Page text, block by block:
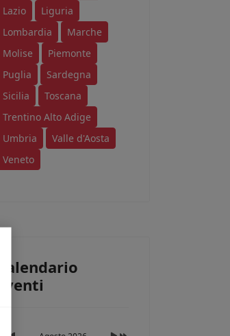
Lazio
Liguria
Lombardia
Marche
Molise
Piemonte
Puglia
Sardegna
Sicilia
Toscana
Trentino Alto Adige
Umbria
Valle d'Aosta
Veneto
Calendario
Eventi